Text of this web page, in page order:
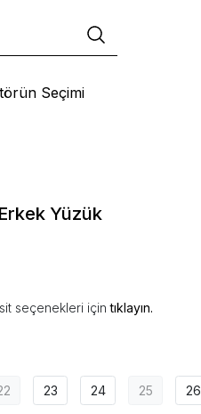
Seçimi
Yüzük
seçenekleri içintıklayın.
23 24 25 26